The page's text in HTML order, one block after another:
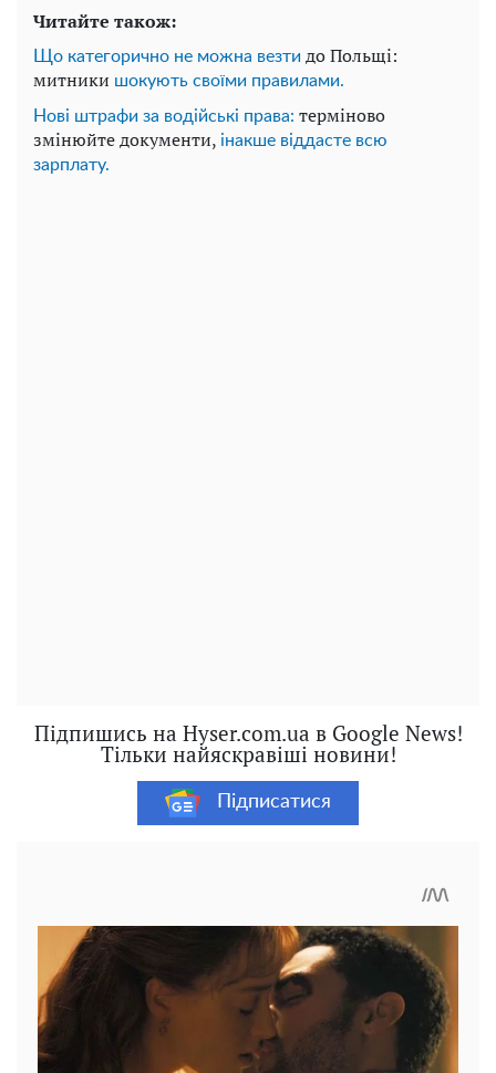
Читайте також:
Що категорично не можна везти до Польщі:
митники шокують своїми правилами.
Нові штрафи за водійські права: терміново
змінюйте документи, інакше віддасте всю
зарплату.
Підпишись на Hyser.com.ua в Google News!
Тільки найяскравіші новини!
Підписатися